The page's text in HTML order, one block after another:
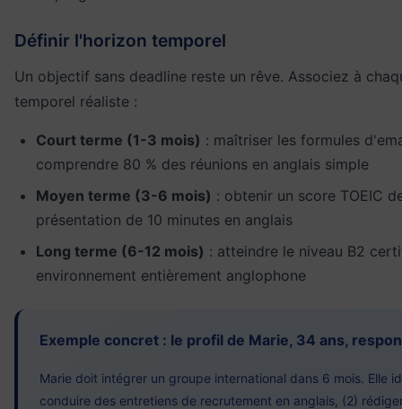
Définir l'horizon temporel
Un objectif sans deadline reste un rêve. Associez à
temporel réaliste :
Court terme (1-3 mois) : maîtriser les formules
comprendre 80 % des réunions en anglais simple
Moyen terme (3-6 mois) : obtenir un score TOEIC
présentation de 10 minutes en anglais
Long terme (6-12 mois) : atteindre le niveau B2
environnement entièrement anglophone
Exemple concret : le profil de Marie, 34 ans,
Marie doit intégrer un groupe international dans 6 mois. Elle
conduire des entretiens de recrutement en anglais, (2)